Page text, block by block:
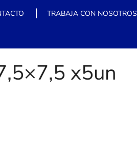
TRABAJA CON NOSOTROS
x5un